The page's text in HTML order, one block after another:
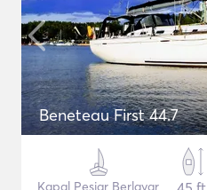
Beneteau First 44.7
Kapal Pesiar Berlayar